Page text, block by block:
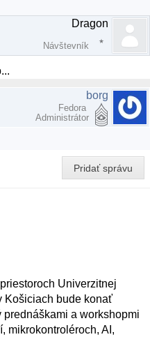
Dragon
Návštevník
borg
Fedora
Administrátor
Pridať správu
Univerzitnej
Košiciach bude konať
a workshopmi
mikrokontroléroch, AI,